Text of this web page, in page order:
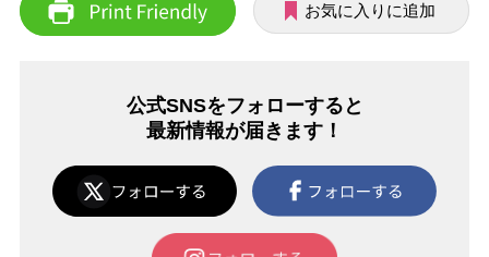
お気に入りに追加
公式SNSをフォローすると
最新情報が届きます！